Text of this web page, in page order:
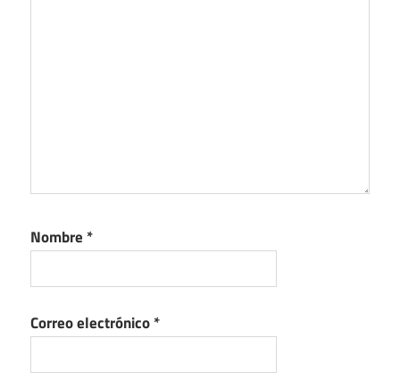
Nombre *
Correo electrónico*